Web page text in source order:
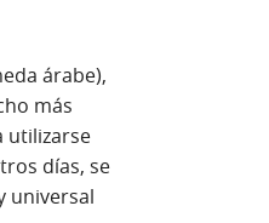
árabe),
más
utilizarse
días, se
universal